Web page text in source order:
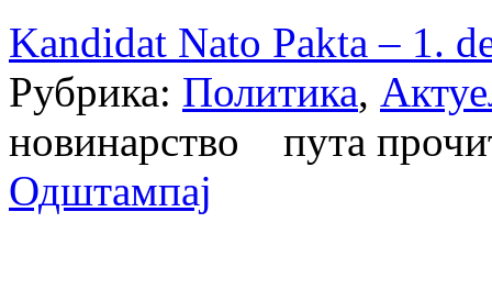
Kandidat Nato Pakta – 1.
Рубрика: Политика,
новинарство пута
Одштампај